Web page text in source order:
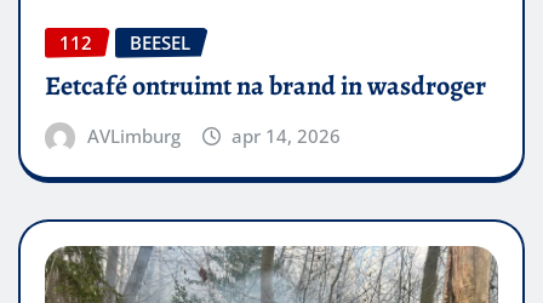
112 BEESEL
Eetcafé ontruimt na brand in wasdroger
AVLimburg apr 14, 2026